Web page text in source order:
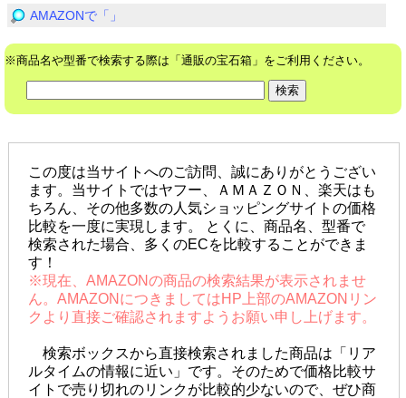
AMAZONで「」
※商品名や型番で検索する際は「通販の宝石箱」をご利用ください。
この度は当サイトへのご訪問、誠にありがとうござい
ます。当サイトではヤフー、ＡＭＡＺＯＮ、楽天はも
ちろん、その他多数の人気ショッピングサイトの価格
比較を一度に実現します。 とくに、商品名、型番で
検索された場合、多くのECを比較することができま
す！
※現在、AMAZONの商品の検索結果が表示されませ
ん。AMAZONにつきましてはHP上部のAMAZONリン
クより直接ご確認されますようお願い申し上げます。
検索ボックスから直接検索されました商品は「リア
ルタイムの情報に近い」です。そのためで価格比較サ
イトで売り切れのリンクが比較的少ないので、ぜひ商